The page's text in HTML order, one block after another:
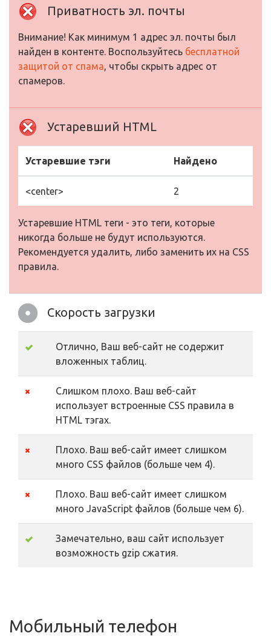
Приватность эл. почты
Внимание! Как минимум 1 адрес эл. почты был
найден в контенте. Воспользуйтесь бесплатной
защитой от спама, чтобы скрыть адрес от
спамеров.
Устаревший HTML
Устаревшие тэги Найдено
<center> 2
Устаревшие HTML теги - это теги, которые
никогда больше не будут используются.
Рекомендуется удалить, либо заменить их на CSS
правила.
Скорость загрузки
Отлично, Ваш веб-сайт не содержит
вложенных таблиц.
Слишком плохо. Ваш веб-сайт
использует встроенные CSS правила в
HTML тэгах.
Плохо. Ваш веб-сайт имеет слишком
много CSS файлов (больше чем 4).
Плохо. Ваш веб-сайт имеет слишком
много JavaScript файлов (больше чем 6).
Замечательно, ваш сайт использует
возможность gzip сжатия.
Мобильный телефон